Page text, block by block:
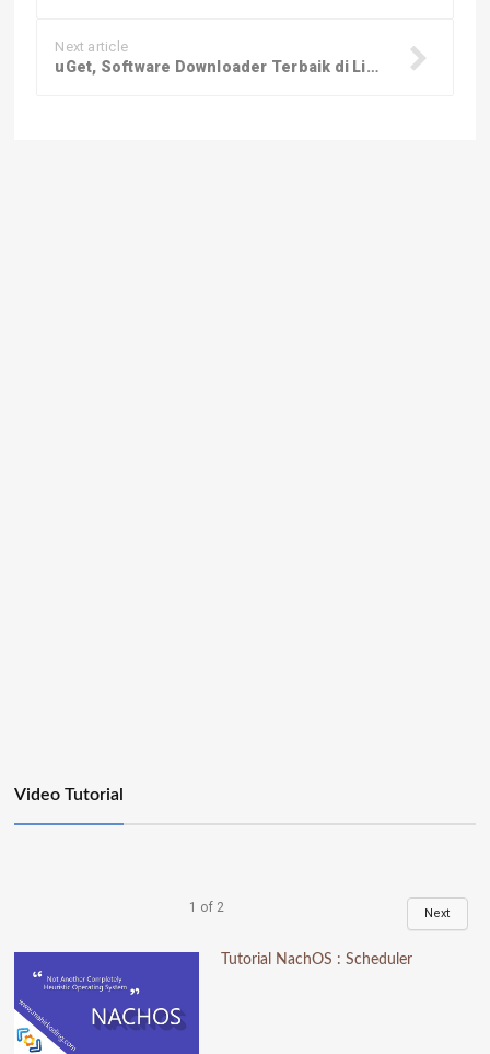
Next article
uGet, Software Downloader Terbaik di Linux
Video Tutorial
1 of 2 Next
Tutorial NachOS : Scheduler